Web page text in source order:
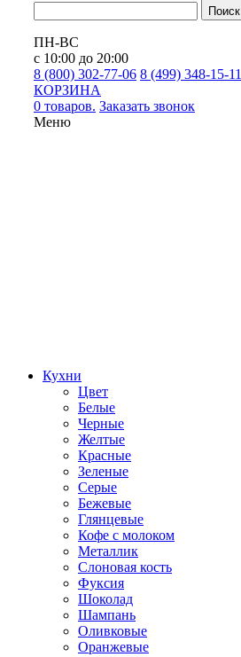
Поиск
ПН-ВС
с 10:00 до 20:00
8 (800) 302-77-06 8 (499) 348-15-11
КОРЗИНА
0 товаров. Заказать звонок
Меню
Кухни
Цвет
Белые
Черные
Желтые
Красные
Зеленые
Серые
Бежевые
Глянцевые
Кофе с молоком
Металлик
Слоновая кость
Фуксия
Шоколад
Шампань
Оливковые
Оранжевые